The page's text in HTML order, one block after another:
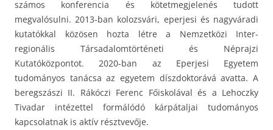
számos konferencia és kötetmegjelenés tudott
megvalósulni. 2013-ban kolozsvári, eperjesi és nagyváradi
kutatókkal közösen hozta létre a Nemzetközi Inter-
regionális Társadalomtörténeti és Néprajzi
Kutatóközpontot. 2020-ban az Eperjesi Egyetem
tudományos tanácsa az egyetem díszdoktorává avatta. A
beregszászi II. Rákóczi Ferenc Főiskolával és a Lehoczky
Tivadar intézettel formálódó kárpátaljai tudományos
kapcsolatnak is aktív résztvevője.